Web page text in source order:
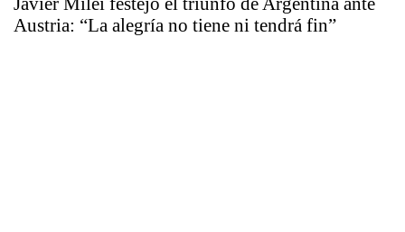
Austria: “La alegría no tiene ni tendrá fin”